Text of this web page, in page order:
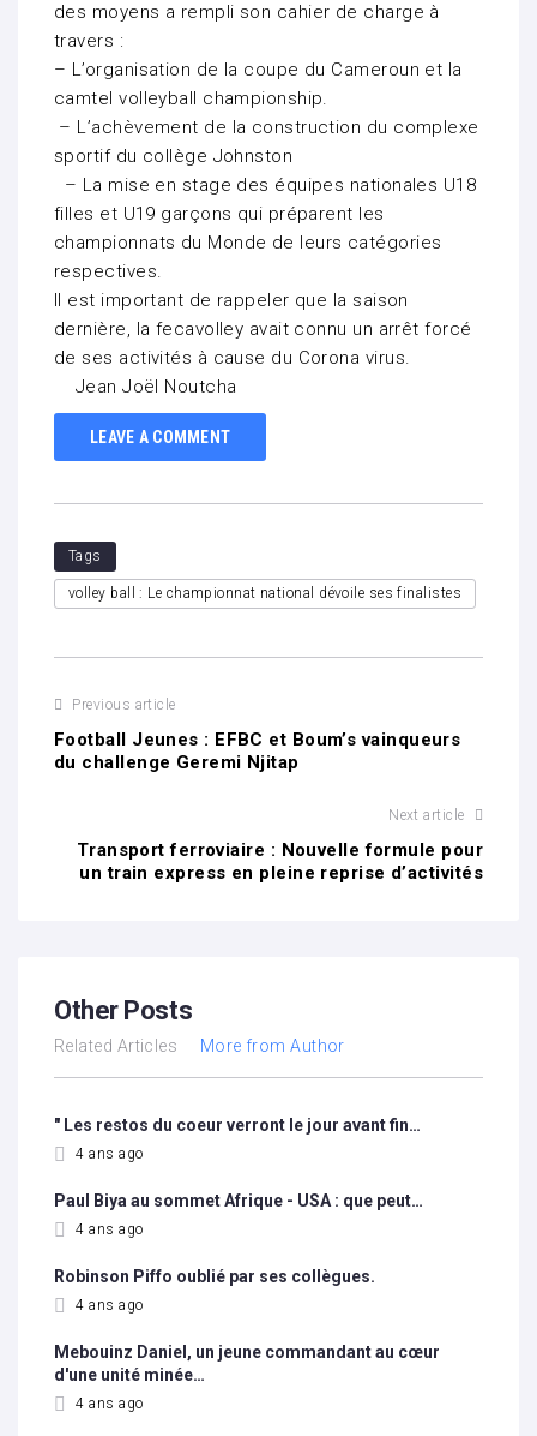
des moyens a rempli son cahier de charge à
travers :
– L’organisation de la coupe du Cameroun et la
camtel volleyball championship.
– L’achèvement de la construction du complexe
sportif du collège Johnston
– La mise en stage des équipes nationales U18
filles et U19 garçons qui préparent les
championnats du Monde de leurs catégories
respectives.
Il est important de rappeler que la saison
dernière, la fecavolley avait connu un arrêt forcé
de ses activités à cause du Corona virus.
Jean Joël Noutcha
LEAVE A COMMENT
Tags
volley ball : Le championnat national dévoile ses finalistes
Previous article
Football Jeunes : EFBC et Boum’s vainqueurs
du challenge Geremi Njitap
Next article
Transport ferroviaire : Nouvelle formule pour
un train express en pleine reprise d’activités
Other Posts
Related Articles More from Author
" Les restos du coeur verront le jour avant fin…
4 ans ago
Paul Biya au sommet Afrique - USA : que peut…
4 ans ago
Robinson Piffo oublié par ses collègues.
4 ans ago
Mebouinz Daniel, un jeune commandant au cœur
d'une unité minée…
4 ans ago